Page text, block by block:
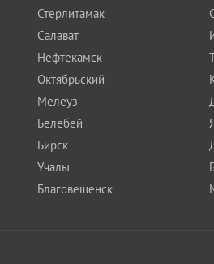
Стерлитамак
Салават
Нефтекамск
Октябрьский
Мелеуз
Белебей
Бирск
Учалы
Благовещенск